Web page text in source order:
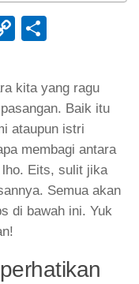
Copy
kita yang ragu
pasangan. Baik itu
ataupun istri
membagi antara
Eits, sulit jika
Semua akan
di bawah ini. Yuk